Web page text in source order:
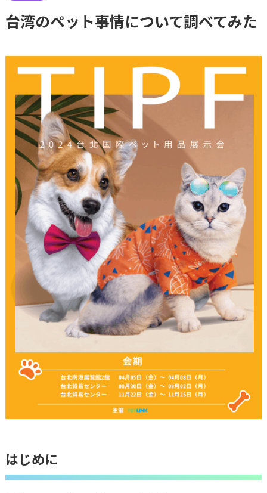
台湾のペット事情について調べてみた
はじめに